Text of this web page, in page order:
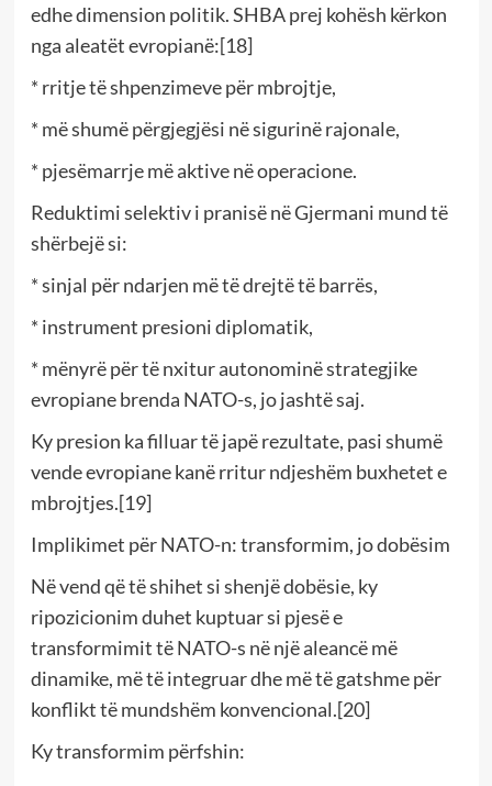
edhe dimension politik. SHBA prej kohësh kërkon
nga aleatët evropianë:[18]
* rritje të shpenzimeve për mbrojtje,
* më shumë përgjegjësi në sigurinë rajonale,
* pjesëmarrje më aktive në operacione.
Reduktimi selektiv i pranisë në Gjermani mund të
shërbejë si:
* sinjal për ndarjen më të drejtë të barrës,
* instrument presioni diplomatik,
* mënyrë për të nxitur autonominë strategjike
evropiane brenda NATO-s, jo jashtë saj.
Ky presion ka filluar të japë rezultate, pasi shumë
vende evropiane kanë rritur ndjeshëm buxhetet e
mbrojtjes.[19]
Implikimet për NATO-n: transformim, jo dobësim
Në vend që të shihet si shenjë dobësie, ky
ripozicionim duhet kuptuar si pjesë e
transformimit të NATO-s në një aleancë më
dinamike, më të integruar dhe më të gatshme për
konflikt të mundshëm konvencional.[20]
Ky transformim përfshin: